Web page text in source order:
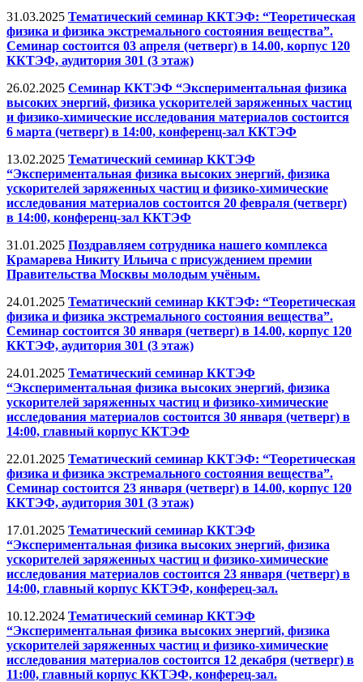
31.03.2025 Тематический семинар ККТЭФ: “Теоретическая
физика и физика экстремального состояния вещества”.
Семинар состоится 03 апреля (четверг) в 14.00, корпус 120
ККТЭФ, аудитория 301 (3 этаж)
26.02.2025 Семинар ККТЭФ “Экспериментальная физика
высоких энергий, физика ускорителей заряженных частиц
и физико-химические исследования материалов состоится
6 марта (четверг) в 14:00, конференц-зал ККТЭФ
13.02.2025 Тематический семинар ККТЭФ
“Экспериментальная физика высоких энергий, физика
ускорителей заряженных частиц и физико-химические
исследования материалов состоится 20 февраля (четверг)
в 14:00, конференц-зал ККТЭФ
31.01.2025 Поздравляем сотрудника нашего комплекса
Крамарева Никиту Ильича с присуждением премии
Правительства Москвы молодым учёным.
24.01.2025 Тематический семинар ККТЭФ: “Теоретическая
физика и физика экстремального состояния вещества”.
Семинар состоится 30 января (четверг) в 14.00, корпус 120
ККТЭФ, аудитория 301 (3 этаж)
24.01.2025 Тематический семинар ККТЭФ
“Экспериментальная физика высоких энергий, физика
ускорителей заряженных частиц и физико-химические
исследования материалов состоится 30 января (четверг) в
14:00, главный корпус ККТЭФ
22.01.2025 Тематический семинар ККТЭФ: “Теоретическая
физика и физика экстремального состояния вещества”.
Семинар состоится 23 января (четверг) в 14.00, корпус 120
ККТЭФ, аудитория 301 (3 этаж)
17.01.2025 Тематический семинар ККТЭФ
“Экспериментальная физика высоких энергий, физика
ускорителей заряженных частиц и физико-химические
исследования материалов состоится 23 января (четверг) в
14:00, главный корпус ККТЭФ, конферец-зал.
10.12.2024 Тематический семинар ККТЭФ
“Экспериментальная физика высоких энергий, физика
ускорителей заряженных частиц и физико-химические
исследования материалов состоится 12 декабря (четверг) в
11:00, главный корпус ККТЭФ, конферец-зал.